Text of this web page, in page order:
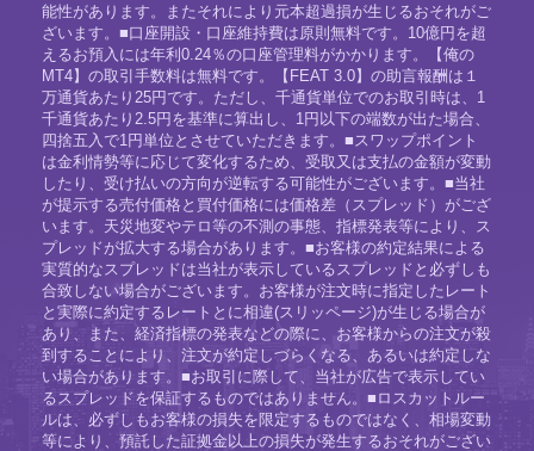
能性があります。またそれにより元本超過損が生じるおそれがご
ざいます。■口座開設・口座維持費は原則無料です。10億円を超
えるお預入には年利0.24％の口座管理料がかかります。【俺の
MT4】の取引手数料は無料です。【FEAT 3.0】の助言報酬は１
万通貨あたり25円です。ただし、千通貨単位でのお取引時は、1
千通貨あたり2.5円を基準に算出し、1円以下の端数が出た場合、
四捨五入で1円単位とさせていただきます。■スワップポイント
は金利情勢等に応じて変化するため、受取又は支払の金額が変動
したり、受け払いの方向が逆転する可能性がございます。■当社
が提示する売付価格と買付価格には価格差（スプレッド）がござ
います。天災地変やテロ等の不測の事態、指標発表等により、ス
プレッドが拡大する場合があります。■お客様の約定結果による
実質的なスプレッドは当社が表示しているスプレッドと必ずしも
合致しない場合がございます。お客様が注文時に指定したレート
と実際に約定するレートとに相違(スリッページ)が生じる場合が
あり、また、経済指標の発表などの際に、お客様からの注文が殺
到することにより、注文が約定しづらくなる、あるいは約定しな
い場合があります。■お取引に際して、当社が広告で表示してい
るスプレッドを保証するものではありません。■ロスカットルー
ルは、必ずしもお客様の損失を限定するものではなく、相場変動
等により、預託した証拠金以上の損失が発生するおそれがござい